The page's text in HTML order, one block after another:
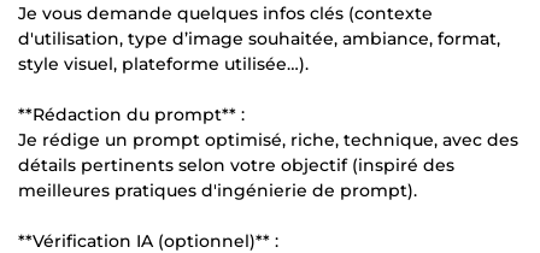
Je vous demande quelques infos clés (contexte
d'utilisation, type d’image souhaitée, ambiance, format,
style visuel, plateforme utilisée…).
**Rédaction du prompt** :
Je rédige un prompt optimisé, riche, technique, avec des
détails pertinents selon votre objectif (inspiré des
meilleures pratiques d'ingénierie de prompt).
**Vérification IA (optionnel)** :